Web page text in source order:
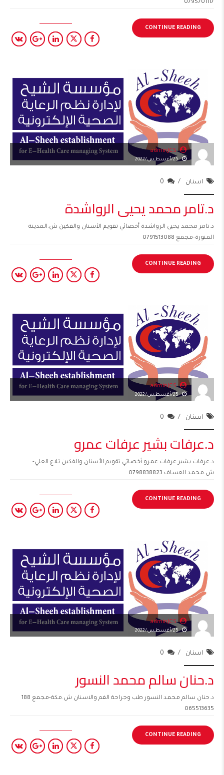
0795701117
CONTINUE READING
adminJCS
25/أغسطس/2022
اسنان 0
د.تامر محمد يحيى الرواشدة
د.تامر محمد يحيى الرواشدة أخصائي تقويم الأسنان والفكين ش.المدينة
المنورة-مجمع 0791513088
CONTINUE READING
adminJCS
25/أغسطس/2022
اسنان 0
د.عرفات بشير عرفات عمرو
د.عرفات بشير عرفات عمرو أخصائي تقويم الأسنان والفكين تلاع العلي-
ش.محمد العساف 0798838823
CONTINUE READING
adminJCS
25/أغسطس/2022
اسنان 0
د.حنان سالم محمد النسور
د.حنان سالم محمد النسور طب وجراحة الفم والاسنان ش.مكة-مجمع 188
065513635
CONTINUE READING